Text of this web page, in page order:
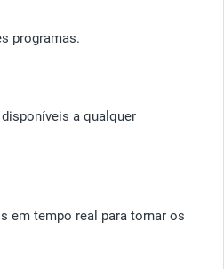
programas.
a qualquer
em tempo real para tornar os